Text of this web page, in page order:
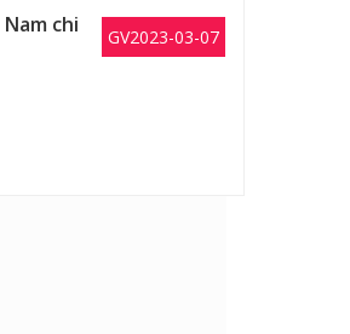
GV2023-03-07
chi